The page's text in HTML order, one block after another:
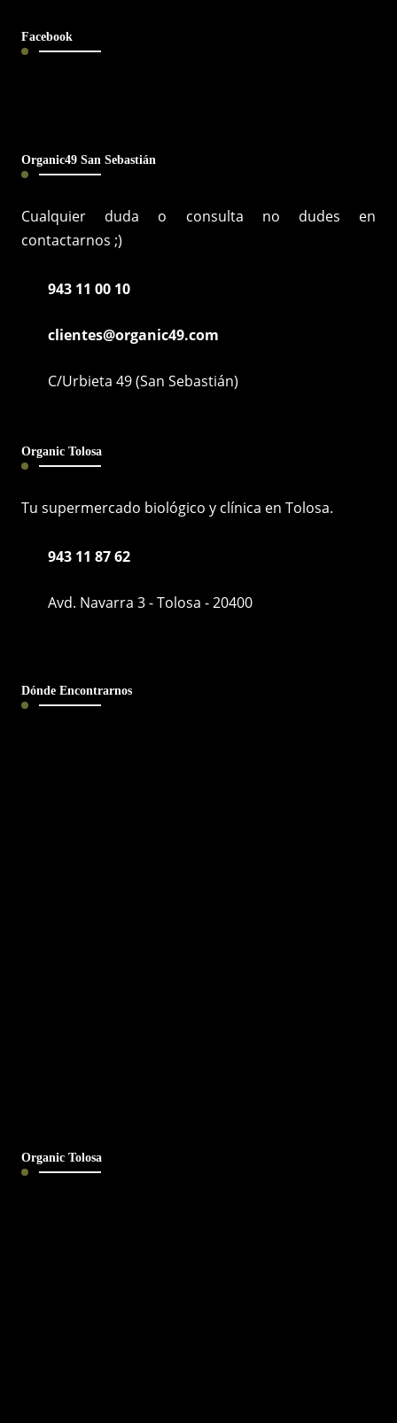
Facebook
Organic49 San Sebastián
Cualquier duda o consulta no dudes en
contactarnos ;)
943 11 00 10
clientes@organic49.com
C/Urbieta 49 (San Sebastián)
Organic Tolosa
Tu supermercado biológico y clínica en Tolosa.
943 11 87 62
Avd. Navarra 3 - Tolosa - 20400
Dónde Encontrarnos
Organic Tolosa